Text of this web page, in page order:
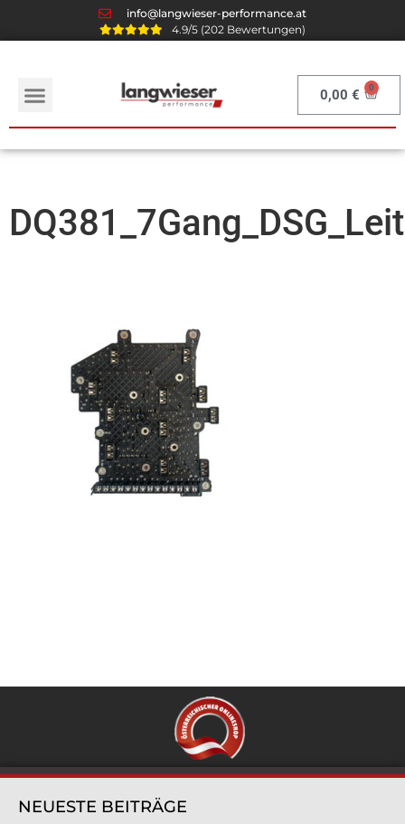
info@langwieser-performance.at
4.9/5 (202 Bewertungen)
0,00€
NEUESTE BEITRÄGE